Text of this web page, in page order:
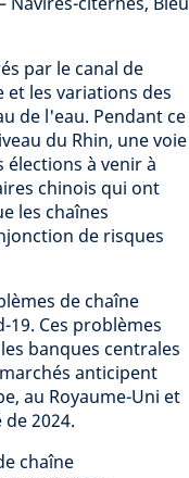
par le canal de
et les variations des
de l'eau. Pendant ce
du Rhin, une voie
élections à venir à
chinois qui ont
les chaînes
de risques
de chaîne
Ces problèmes
banques centrales
anticipent
au Royaume-Uni et
2024.
chaîne